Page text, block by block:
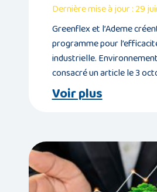
Dernière mise à jour : 29
Greenflex et l’Ademe
programme pour
industrielle.
consacré un article le 3
Voir plus